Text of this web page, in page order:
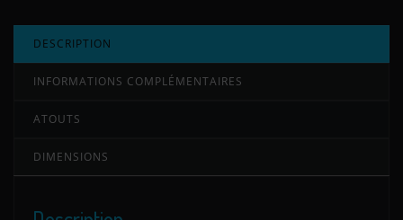
DESCRIPTION
INFORMATIONS COMPLÉMENTAIRES
ATOUTS
DIMENSIONS